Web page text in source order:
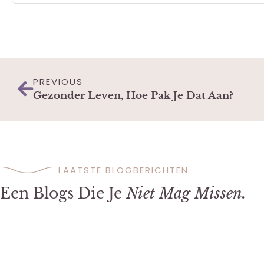
PREVIOUS
Gezonder Leven, Hoe Pak Je Dat Aan?
LAATSTE BLOGBERICHTEN
Een Blogs Die Je Niet Mag Missen.